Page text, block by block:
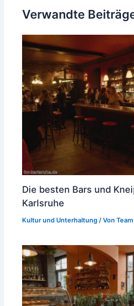
Verwandte
Die besten Bars und
Karlsruhe
Kultur und Unterhaltung / Von